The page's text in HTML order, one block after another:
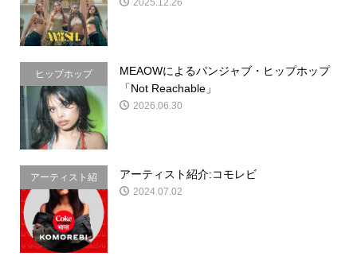
2025.12.26
ヒップホップ
MEAOWによるパンジャブ・ヒップホップ
「Not Reachable」
2026.06.30
アーティスト紹
介
アーティスト紹介:コモレビ
2024.07.02